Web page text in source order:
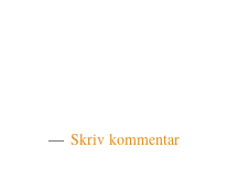
Skriv kommentar